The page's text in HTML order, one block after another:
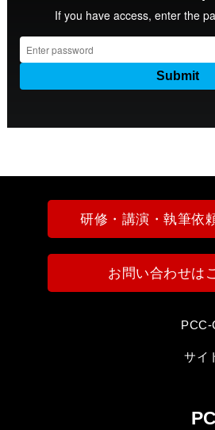
研修・講演・執筆依
お問い合わせは
PCC-
サイ